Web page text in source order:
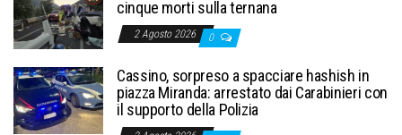
cinque morti sulla ternana
2 Agosto 2026 0
Cassino, sorpreso a spacciare hashish in
piazza Miranda: arrestato dai Carabinieri con
il supporto della Polizia